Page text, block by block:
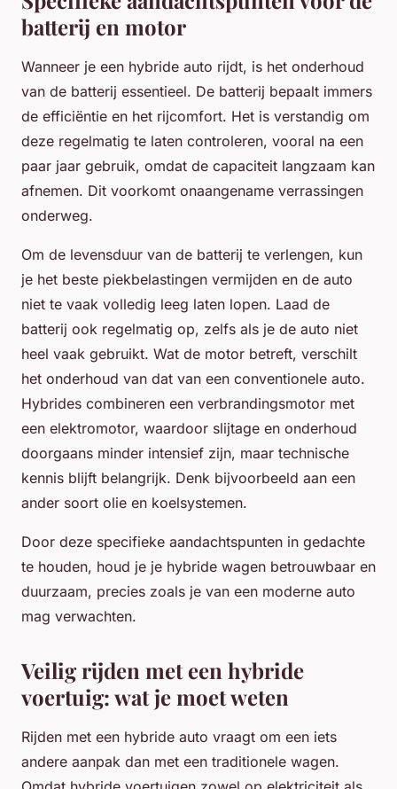
batterij en motor
Wanneer je een hybride auto rijdt, is het onderhoud
van de batterij essentieel. De batterij bepaalt immers
de efficiëntie en het rijcomfort. Het is verstandig om
deze regelmatig te laten controleren, vooral na een
paar jaar gebruik, omdat de capaciteit langzaam kan
afnemen. Dit voorkomt onaangename verrassingen
onderweg.
Om de levensduur van de batterij te verlengen, kun
je het beste piekbelastingen vermijden en de auto
niet te vaak volledig leeg laten lopen. Laad de
batterij ook regelmatig op, zelfs als je de auto niet
heel vaak gebruikt. Wat de motor betreft, verschilt
het onderhoud van dat van een conventionele auto.
Hybrides combineren een verbrandingsmotor met
een elektromotor, waardoor slijtage en onderhoud
doorgaans minder intensief zijn, maar technische
kennis blijft belangrijk. Denk bijvoorbeeld aan een
ander soort olie en koelsystemen.
Door deze specifieke aandachtspunten in gedachte
te houden, houd je je hybride wagen betrouwbaar en
duurzaam, precies zoals je van een moderne auto
mag verwachten.
Veilig rijden met een hybride
voertuig: wat je moet weten
Rijden met een hybride auto vraagt om een iets
andere aanpak dan met een traditionele wagen.